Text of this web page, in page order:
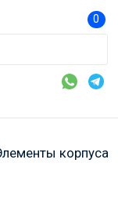
0
корпуса